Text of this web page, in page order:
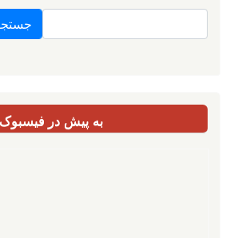
جستجو
به پیش در فیسبوک